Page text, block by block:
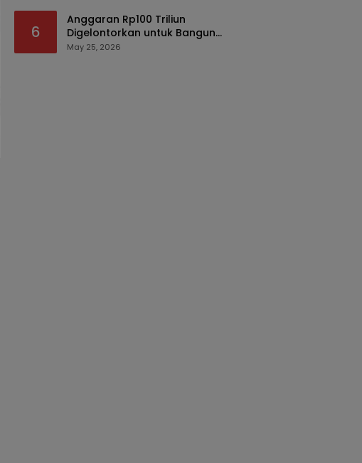
6
Anggaran Rp100 Triliun
Digelontorkan untuk Bangun
Kembali Sumatra, Hunian Korban
May 25, 2026